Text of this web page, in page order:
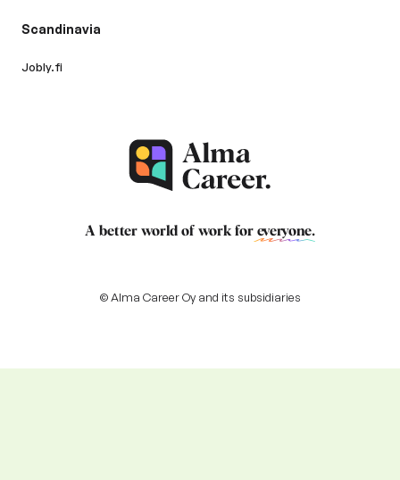
Scandinavia
Jobly.fi
A better world of work for everyone.
© Alma Career Oy and its subsidiaries